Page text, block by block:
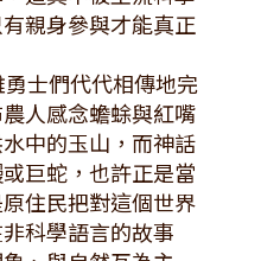
親身參與才能真正
士們代代相傳地完
人感念蟾蜍與紅嘴
中的玉山，而神話
巨蛇，也許正是當
住民把對這個世界
科學語言的故事